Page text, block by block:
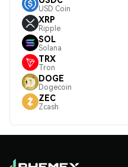
USD Coin
XRP
Ripple
SOL
Solana
TRX
Tron
DOGE
Dogecoin
ZEC
Zcash